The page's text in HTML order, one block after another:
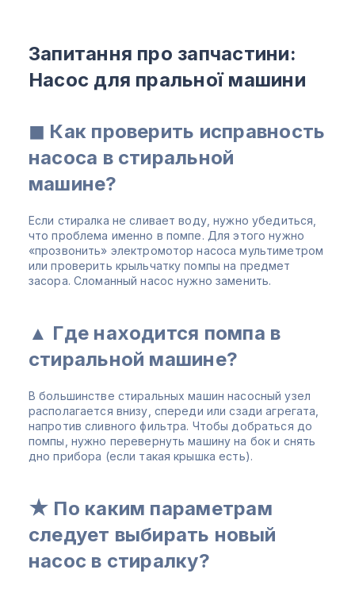
Запитання про запчастини:
Насос для пральної машини
◼ Как проверить исправность
насоса в стиральной
машине?
Если стиралка не сливает воду, нужно убедиться,
что проблема именно в помпе. Для этого нужно
«прозвонить» электромотор насоса мультиметром
или проверить крыльчатку помпы на предмет
засора. Сломанный насос нужно заменить.
▲ Где находится помпа в
стиральной машине?
В большинстве стиральных машин насосный узел
располагается внизу, спереди или сзади агрегата,
напротив сливного фильтра. Чтобы добраться до
помпы, нужно перевернуть машину на бок и снять
дно прибора (если такая крышка есть).
★ По каким параметрам
следует выбирать новый
насос в стиралку?